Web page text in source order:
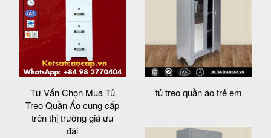
Tư Vấn Chọn Mua Tủ
Treo Quần Áo cung cấp
trên thị trường giá ưu
đãi
tủ treo quần áo trẻ em